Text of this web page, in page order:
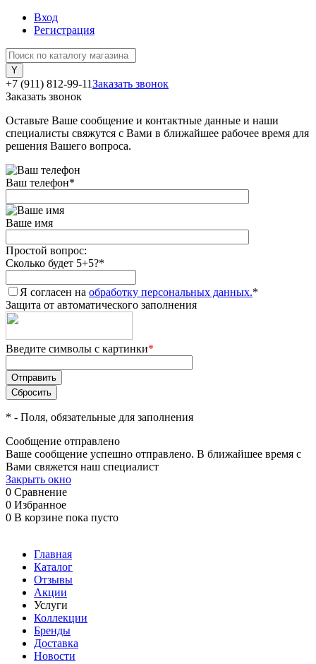
Вход
Регистрация
+7 (911) 812-99-11Заказать звонок
Заказать звонок
Оставьте Ваше сообщение и контактные данные и наши
специалисты свяжутся с Вами в ближайшее рабочее время для
решения Вашего вопроса.
Ваш телефон*
Ваше имя
Простой вопрос:
Сколько будет 5+5?*
Я согласен на обработку персональных данных.*
Защита от автоматического заполнения
Введите символы с картинки*
* - Поля, обязательные для заполнения
Сообщение отправлено
Ваше сообщение успешно отправлено. В ближайшее время с
Вами свяжется наш специалист
Закрыть окно
0 Сравнение
0 Избранное
0 В корзине пока пусто
Главная
Каталог
Отзывы
Акции
Услуги
Коллекции
Бренды
Доставка
Новости